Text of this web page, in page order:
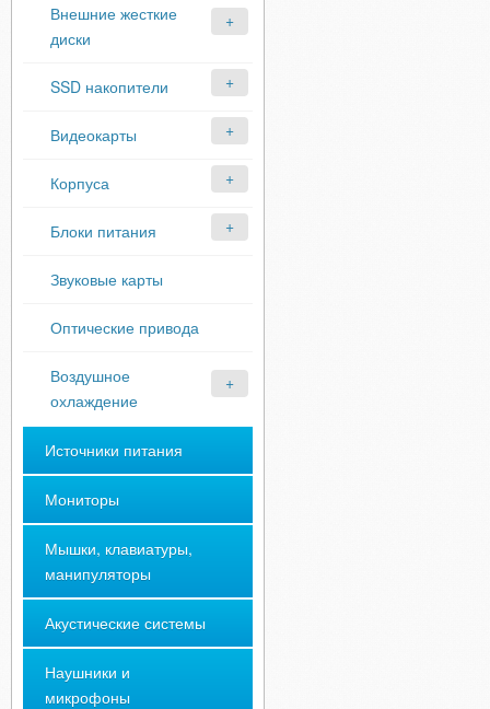
Внешние жесткие
диски
SSD накопители
Видеокарты
Корпуса
Блоки питания
Звуковые карты
Оптические привода
Воздушное
охлаждение
Источники питания
Мониторы
Мышки, клавиатуры,
манипуляторы
Акустические системы
Наушники и
микрофоны